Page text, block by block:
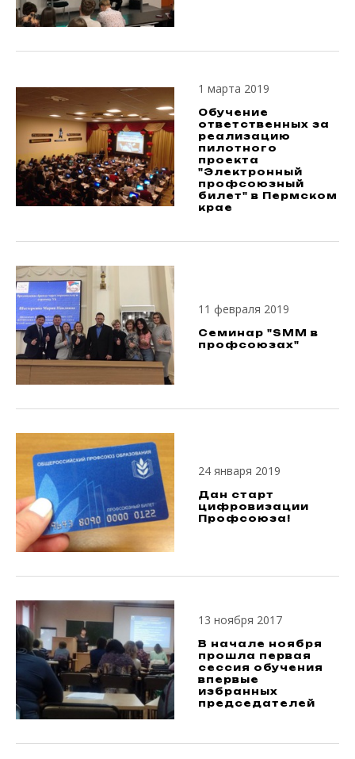
1 марта 2019
Обучение
ответственных за
реализацию
пилотного
проекта
"Электронный
профсоюзный
билет" в Пермском
крае
11 февраля 2019
Семинар "SMM в
профсоюзах"
24 января 2019
Дан старт
цифровизации
Профсоюза!
13 ноября 2017
В начале ноября
прошла первая
сессия обучения
впервые
избранных
председателей